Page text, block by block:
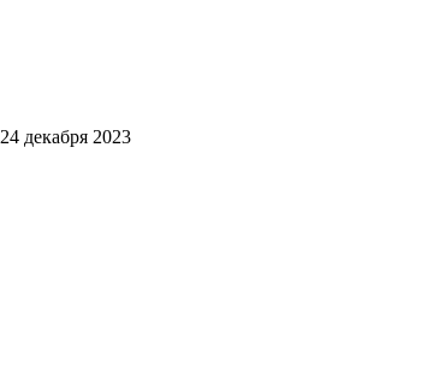
24 декабря 2023